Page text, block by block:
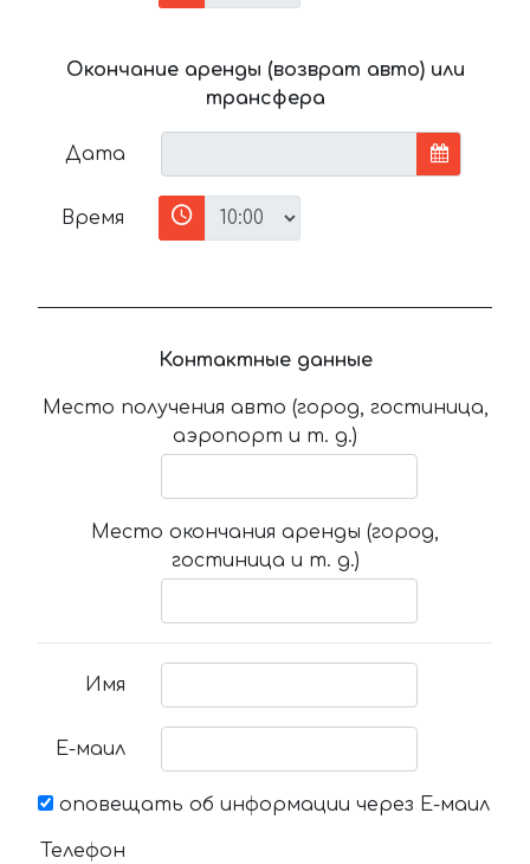
Окончание аренды (возврат авто) или
трансфера
Дата
Время
Контактные данные
Место получения авто (город, гостиница,
аэропорт и т. д.)
Место окончания аренды (город,
гостиница и т. д.)
Имя
Е-маил
оповещать об информации через Е-маил
Телефон